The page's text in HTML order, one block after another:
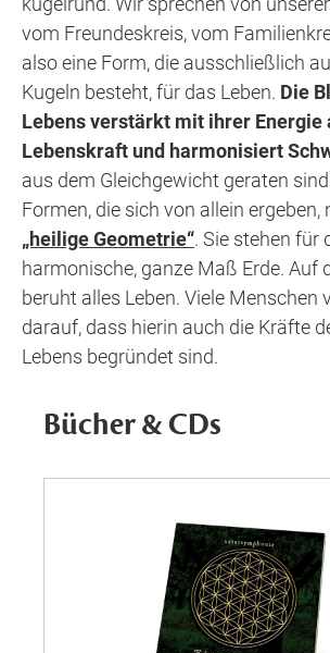
vom Freundeskreis, vom
also eine Form, die ausschließlich
Kugeln besteht, für das Leben. Die
Lebens verstärkt mit ihrer Energie
Lebenskraft und harmonisiert
aus dem Gleichgewicht geraten
Formen, die sich von allein
„heilige Geometrie“. Sie stehen für
harmonische, ganze Maß Erde. Auf
beruht alles Leben. Viele Menschen
darauf, dass hierin auch die Kräfte
Lebens begründet sind.
Bücher & CDs